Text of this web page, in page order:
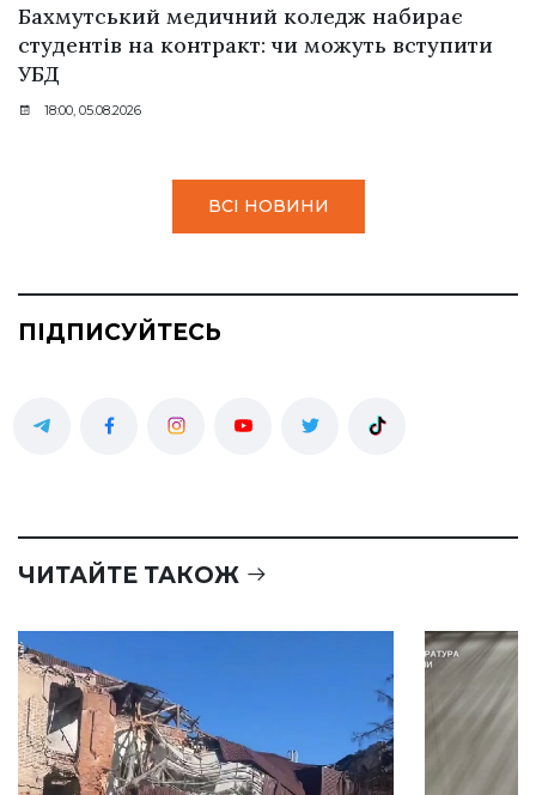
Бахмутський медичний коледж набирає
студентів на контракт: чи можуть вступити
УБД
18:00, 05.08.2026
ВСІ НОВИНИ
ПІДПИСУЙТЕСЬ
ЧИТАЙТЕ ТАКОЖ